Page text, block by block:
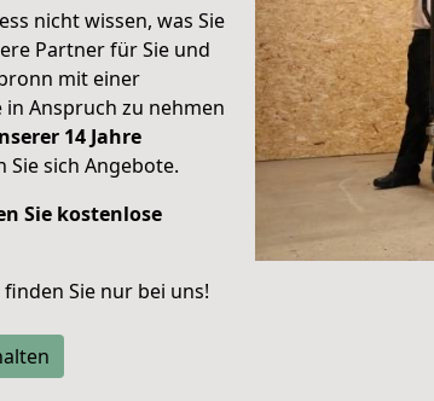
nicht wissen, was Sie
Partner für Sie und
mit einer
in Anspruch zu nehmen
14 Jahre
sich Angebote.
Sie kostenlose
finden Sie nur bei uns!